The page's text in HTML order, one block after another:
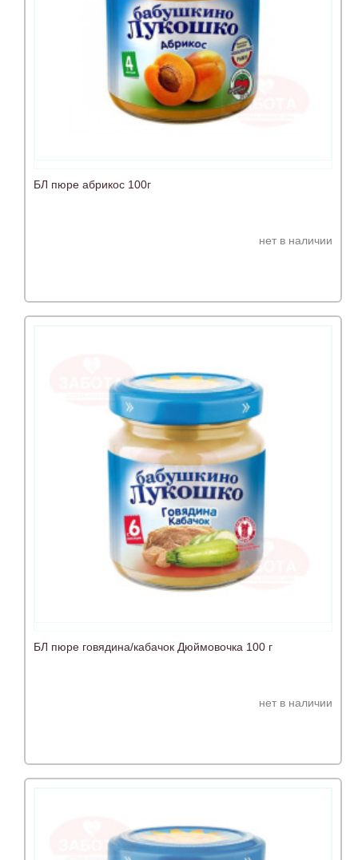
БЛ пюре абрикос 100г
нет в наличии
БЛ пюре говядина/кабачок Дюймовочка 100 г
нет в наличии